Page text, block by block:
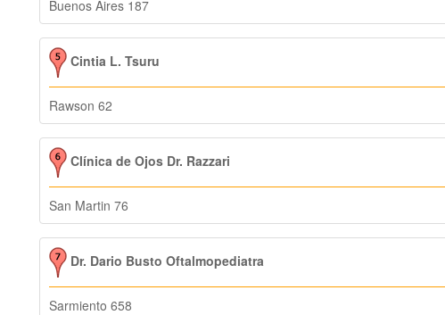
Buenos Aires 187
Cintia L. Tsuru
Rawson 62
Clínica de Ojos Dr. Razzari
San Martin 76
Dr. Dario Busto Oftalmopediatra
Sarmiento 658